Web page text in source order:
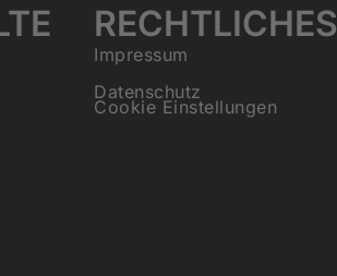
RECHTLICHES
Impressum
Datenschutz
Cookie Einstellungen